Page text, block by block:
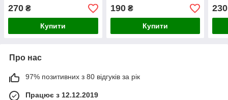
270 ₴
Купити
190₴
Купити
230
Про нас
97% позитивних з 80 відгуків за рік
Працює з 12.12.2019